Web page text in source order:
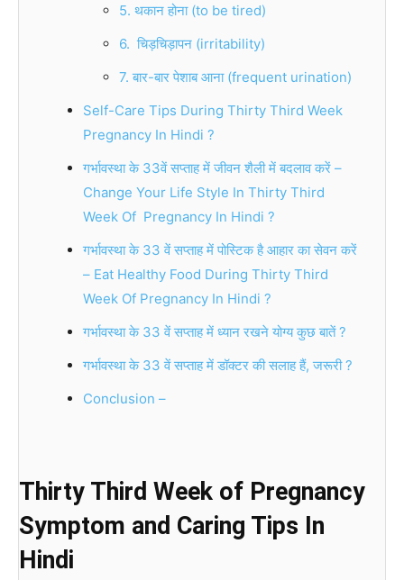
5. थकान होना (to be tired)
6. चिड़चिड़ापन (irritability)
7. बार-बार पेशाब आना (frequent urination)
Self-Care Tips During Thirty Third Week
Pregnancy In Hindi ?
गर्भावस्था के 33वें सप्ताह में जीवन शैली में बदलाव करें –
Change Your Life Style In Thirty Third
Week Of Pregnancy In Hindi ?
गर्भावस्था के 33 वें सप्ताह में पोस्टिक है आहार का सेवन करें
– Eat Healthy Food During Thirty Third
Week Of Pregnancy In Hindi ?
गर्भावस्था के 33 वें सप्ताह में ध्यान रखने योग्य कुछ बातें ?
गर्भावस्था के 33 वें सप्ताह में डॉक्टर की सलाह हैं, जरूरी ?
Conclusion –
Thirty Third Week of Pregnancy
Symptom and Caring Tips In
Hindi